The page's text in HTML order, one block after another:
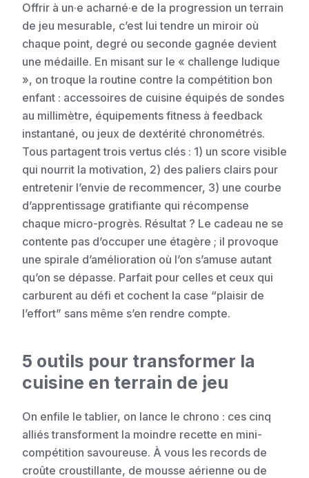
Offrir à un·e acharné·e de la progression un terrain
de jeu mesurable, c’est lui tendre un miroir où
chaque point, degré ou seconde gagnée devient
une médaille. En misant sur le « challenge ludique
», on troque la routine contre la compétition bon
enfant : accessoires de cuisine équipés de sondes
au millimètre, équipements fitness à feedback
instantané, ou jeux de dextérité chronométrés.
Tous partagent trois vertus clés : 1) un score visible
qui nourrit la motivation, 2) des paliers clairs pour
entretenir l’envie de recommencer, 3) une courbe
d’apprentissage gratifiante qui récompense
chaque micro-progrès. Résultat ? Le cadeau ne se
contente pas d’occuper une étagère ; il provoque
une spirale d’amélioration où l’on s’amuse autant
qu’on se dépasse. Parfait pour celles et ceux qui
carburent au défi et cochent la case “plaisir de
l’effort” sans même s’en rendre compte.
5 outils pour transformer la
cuisine en terrain de jeu
On enfile le tablier, on lance le chrono : ces cinq
alliés transforment la moindre recette en mini-
compétition savoureuse. À vous les records de
croûte croustillante, de mousse aérienne ou de